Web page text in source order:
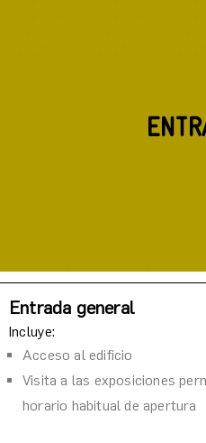
Entrada general
Incluye:
Acceso al edificio
Visita a las exposiciones p
horario habitual de apertura